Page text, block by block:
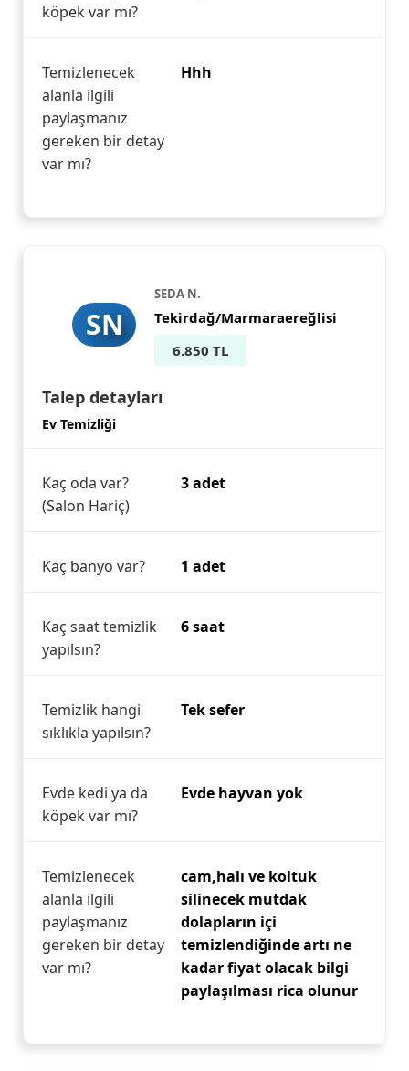
köpek var mı?
Temizlenecek
alanla ilgili
paylaşmanız
gereken bir detay
var mı?
Hhh
SN
SEDA N.
Tekirdağ/Marmaraereğlisi
6.850 TL
Talep detayları
Ev Temizliği
Kaç oda var?
(Salon Hariç)
3 adet
Kaç banyo var? 1 adet
Kaç saat temizlik
yapılsın?
6 saat
Temizlik hangi
sıklıkla yapılsın?
Tek sefer
Evde kedi ya da
köpek var mı?
Evde hayvan yok
Temizlenecek
alanla ilgili
paylaşmanız
gereken bir detay
var mı?
cam,halı ve koltuk
silinecek mutdak
dolapların içi
temizlendiğinde artı ne
kadar fiyat olacak bilgi
paylaşılması rica olunur